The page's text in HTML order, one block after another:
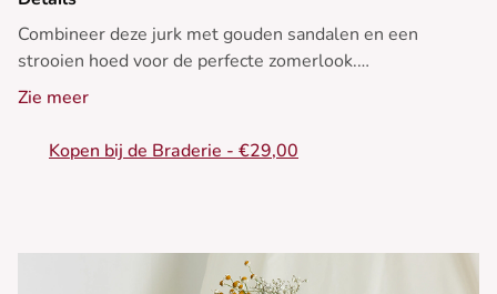
Combineer deze jurk met gouden sandalen en een
strooien hoed voor de perfecte zomerlook.
- V-halslijn
- Korte mouwen
Zie meer
Kopen bij de Braderie - €29,00